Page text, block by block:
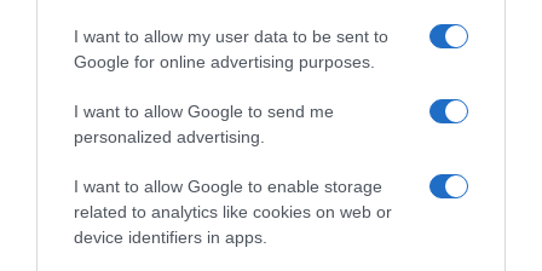
I want to allow my user data to be sent to
Google for online advertising purposes.
I want to allow Google to send me
personalized advertising.
I want to allow Google to enable storage
related to analytics like cookies on web or
device identifiers in apps.
Túlzott félelem a közös jövőtől – hogyan kerüld el egy új
párkapcsolatban?